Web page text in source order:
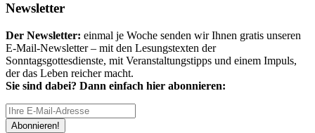
Newsletter
Der Newsletter: einmal je Woche senden wir Ihnen gratis unseren
E-Mail-Newsletter – mit den Lesungstexten der
Sonntagsgottesdienste, mit Veranstaltungstipps und einem Impuls,
der das Leben reicher macht.
Sie sind dabei? Dann einfach hier abonnieren:
Abonnieren!